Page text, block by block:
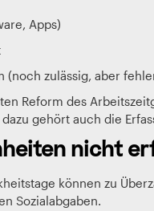
Apps)
zulässig, aber
Reform des
gehört auch die
nicht
können zu
Sozialabgaben.